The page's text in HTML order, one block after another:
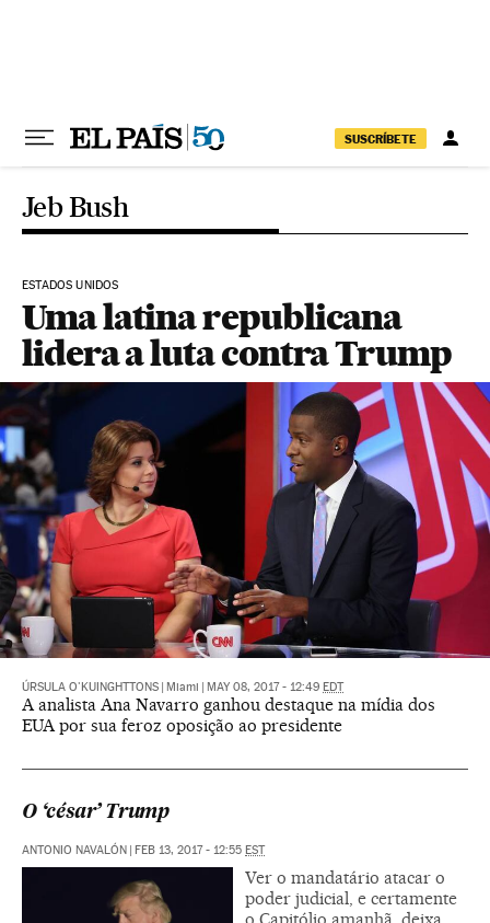
SUSCRÍBETE
Jeb Bush
ESTADOS UNIDOS
Uma latina republicana
lidera a luta contra Trump
ÚRSULA O'KUINGHTTONS Miami MAY 08, 2017 - 12:49 EDT
A analista Ana Navarro ganhou destaque na mídia dos
EUA por sua feroz oposição ao presidente
O ‘césar’ Trump
ANTONIO NAVALÓN FEB 13, 2017 - 12:55 EST
Ver o mandatário atacar o
poder judicial, e certamente